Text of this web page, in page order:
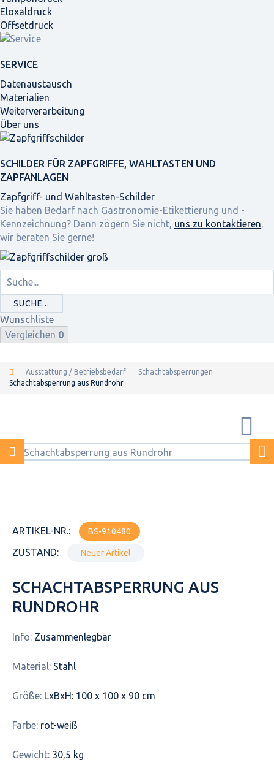
Eloxaldruck
Offsetdruck
SERVICE
Datenaustausch
Materialien
Weiterverarbeitung
Über uns
SCHILDER FÜR ZAPFGRIFFE, WAHLTASTEN UND
ZAPFANLAGEN
Zapfgriff- und Wahltasten-Schilder
Sie haben Bedarf nach Gastronomie-Etikettierung und -
Kennzeichnung? Dann zögern Sie nicht, uns zu kontaktieren,
wir beraten Sie gerne!
SUCHE...
Wunschliste
Vergleichen 0
Ausstattung / Betriebsbedarf
Schachtabsperrungen
Schachtabsperrung aus Rundrohr
ARTIKEL-NR.: BS-910480
ZUSTAND: Neuer Artikel
SCHACHTABSPERRUNG AUS
RUNDROHR
Info: Zusammenlegbar
Material: Stahl
Größe: LxBxH: 100 x 100 x 90 cm
Farbe: rot-weiß
Gewicht: 30,5 kg